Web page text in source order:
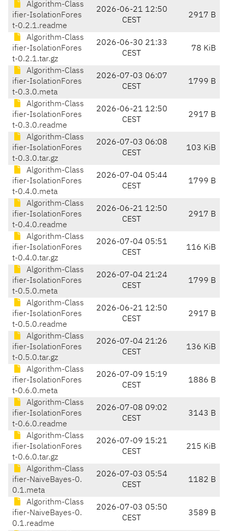
Algorithm-Class
ifier-IsolationFores
t-0.2.1.readme
2026-06-21 12:50
CEST
2917 B
Algorithm-Class
ifier-IsolationFores
t-0.2.1.tar.gz
2026-06-30 21:33
CEST
78 KiB
Algorithm-Class
ifier-IsolationFores
t-0.3.0.meta
2026-07-03 06:07
CEST
1799 B
Algorithm-Class
ifier-IsolationFores
t-0.3.0.readme
2026-06-21 12:50
CEST
2917 B
Algorithm-Class
ifier-IsolationFores
t-0.3.0.tar.gz
2026-07-03 06:08
CEST
103 KiB
Algorithm-Class
ifier-IsolationFores
t-0.4.0.meta
2026-07-04 05:44
CEST
1799 B
Algorithm-Class
ifier-IsolationFores
t-0.4.0.readme
2026-06-21 12:50
CEST
2917 B
Algorithm-Class
ifier-IsolationFores
t-0.4.0.tar.gz
2026-07-04 05:51
CEST
116 KiB
Algorithm-Class
ifier-IsolationFores
t-0.5.0.meta
2026-07-04 21:24
CEST
1799 B
Algorithm-Class
ifier-IsolationFores
t-0.5.0.readme
2026-06-21 12:50
CEST
2917 B
Algorithm-Class
ifier-IsolationFores
t-0.5.0.tar.gz
2026-07-04 21:26
CEST
136 KiB
Algorithm-Class
ifier-IsolationFores
t-0.6.0.meta
2026-07-09 15:19
CEST
1886 B
Algorithm-Class
ifier-IsolationFores
t-0.6.0.readme
2026-07-08 09:02
CEST
3143 B
Algorithm-Class
ifier-IsolationFores
t-0.6.0.tar.gz
2026-07-09 15:21
CEST
215 KiB
Algorithm-Class
ifier-NaiveBayes-0.
0.1.meta
2026-07-03 05:54
CEST
1182 B
Algorithm-Class
ifier-NaiveBayes-0.
0.1.readme
2026-07-03 05:50
CEST
3589 B